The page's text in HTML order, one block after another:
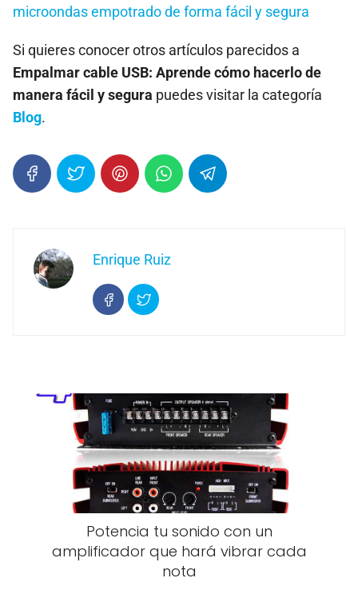
microondas empotrado de forma fácil y segura
Si quieres conocer otros artículos parecidos a
Empalmar cable USB: Aprende cómo hacerlo de
manera fácil y segura puedes visitar la categoría
Blog.
Enrique Ruiz
Potencia tu sonido con un
amplificador que hará vibrar cada
nota